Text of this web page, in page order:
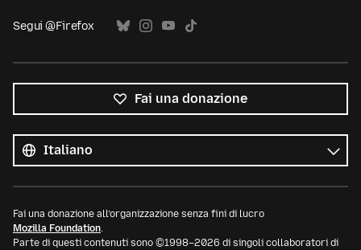
Segui @Firefox
Fai una donazione
le
lingue
Lingua
Fai una donazione all’organizzazione senza fini di lucro
Mozilla Foundation.
Parte di questi contenuti sono ©1998–2026 di singoli collaboratori di